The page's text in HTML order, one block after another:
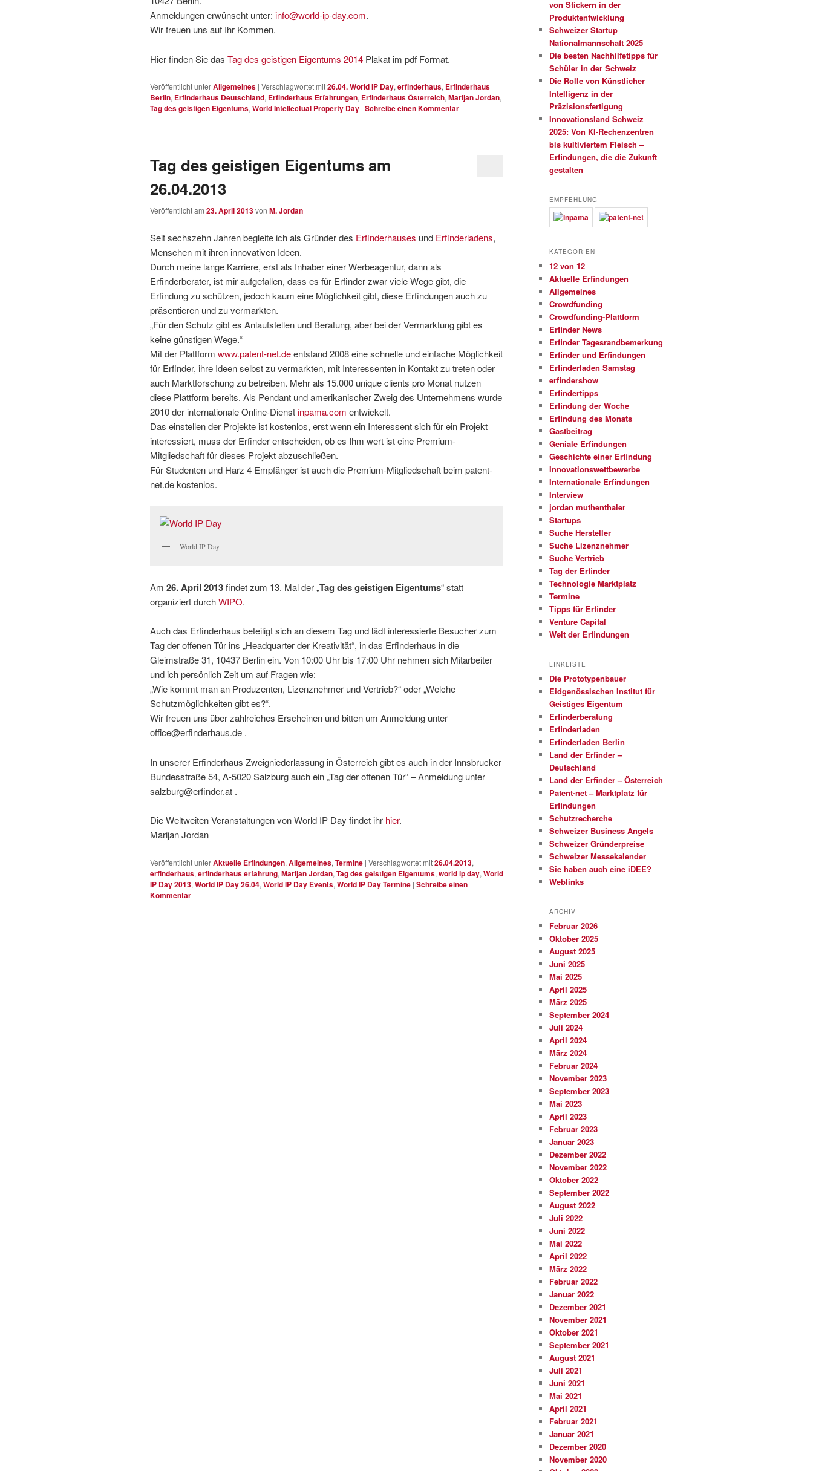
Anmeldungen erwünscht unter: info@world-ip-day.com.
Wir freuen uns auf Ihr Kommen.
Hier finden Sie das Tag des geistigen Eigentums 2014 Plakat im pdf Format.
Veröffentlicht unterAllgemeines | Verschlagwortet mit26.04. World IP Day, erfinderhaus, Erfinderhaus
Berlin, Erfinderhaus Deutschland, Erfinderhaus Erfahrungen, Erfinderhaus Österreich, Marijan Jordan,
Tag des geistigen Eigentums, World Intellectual Property Day | Schreibe einen Kommentar
Tag des geistigen Eigentums am
26.04.2013
Veröffentlicht am 23. April 2013von M. Jordan
Seit sechszehn Jahren begleite ich als Gründer des Erfinderhauses und Erfinderladens,
Menschen mit ihren innovativen Ideen.
Durch meine lange Karriere, erst als Inhaber einer Werbeagentur, dann als
Erfinderberater, ist mir aufgefallen, dass es für Erfinder zwar viele Wege gibt, die
Erfindung zu schützen, jedoch kaum eine Möglichkeit gibt, diese Erfindungen auch zu
präsentieren und zu vermarkten.
„Für den Schutz gibt es Anlaufstellen und Beratung, aber bei der Vermarktung gibt es
keine günstigen Wege.“
Mit der Plattform www.patent-net.deentstand 2008 eine schnelle und einfache Möglichkeit
für Erfinder, ihre Ideen selbst zu vermarkten, mit Interessenten in Kontakt zu treten oder
auch Marktforschung zu betreiben. Mehr als 15.000 unique clients pro Monat nutzen
diese Plattform bereits. Als Pendant und amerikanischer Zweig des Unternehmens wurde
2010 der internationale Online-Dienstinpama.com entwickelt.
Das einstellen der Projekte ist kostenlos, erst wenn ein Interessent sich für ein Projekt
interessiert, muss der Erfinder entscheiden, ob es Ihm wert ist eine Premium-
Mitgliedschaft für dieses Projekt abzuschließen.
Für Studenten und Harz 4 Empfänger ist auch die Premium-Mitgliedschaft beim patent-
net.de kostenlos.
World IP Day
Am 26. April 2013findet zum 13. Mal der „Tag des geistigen Eigentums“ statt
organiziert durchWIPO.
Auch das Erfinderhaus beteiligt sich an diesem Tag und lädt interessierte Besucher zum
Tag der offenen Tür ins „Headquarter der Kreativität“, in das Erfinderhaus in die
Gleimstraße 31, 10437 Berlin ein. Von 10:00 Uhr bis 17:00 Uhr nehmen sich Mitarbeiter
und ich persönlich Zeit um auf Fragen wie:
„Wie kommt man an Produzenten, Lizenznehmer und Vertrieb?“ oder „Welche
Schutzmöglichkeiten gibt es?“.
Wir freuen uns über zahlreiches Erscheinen und bitten um Anmeldung unter
office@erfinderhaus.de .
In unserer Erfinderhaus Zweigniederlassung in Österreich gibt es auch in der Innsbrucker
Bundesstraße 54, A-5020 Salzburg auch ein „Tag der offenen Tür“ – Anmeldung unter
salzburg@erfinder.at .
Die Weltweiten Veranstaltungen von World IP Day findet ihr hier.
Marijan Jordan
Veröffentlicht unterAktuelle Erfindungen, Allgemeines, Termine | Verschlagwortet mit26.04.2013,
erfinderhaus, erfinderhaus erfahrung, Marijan Jordan, Tag des geistigen Eigentums, world ip day, World
IP Day 2013, World IP Day 26.04, World IP Day Events, World IP Day Termine | Schreibe einen
Kommentar
von Stickern in der
Produktentwicklung
Schweizer Startup
Nationalmannschaft 2025
Die besten Nachhilfetipps für
Schüler in der Schweiz
Die Rolle von Künstlicher
Intelligenz in der
Präzisionsfertigung
Innovationsland Schweiz
2025: Von KI-Rechenzentren
bis kultiviertem Fleisch –
Erfindungen, die die Zukunft
gestalten
EMPFEHLUNG
KATEGORIEN
12 von 12
Aktuelle Erfindungen
Allgemeines
Crowdfunding
Crowdfunding-Plattform
Erfinder News
Erfinder Tagesrandbemerkung
Erfinder und Erfindungen
Erfinderladen Samstag
erfindershow
Erfindertipps
Erfindung der Woche
Erfindung des Monats
Gastbeitrag
Geniale Erfindungen
Geschichte einer Erfindung
Innovationswettbewerbe
Internationale Erfindungen
Interview
jordan muthenthaler
Startups
Suche Hersteller
Suche Lizenznehmer
Suche Vertrieb
Tag der Erfinder
Technologie Marktplatz
Termine
Tipps für Erfinder
Venture Capital
Welt der Erfindungen
LINKLISTE
Die Prototypenbauer
Eidgenössischen Institut für
Geistiges Eigentum
Erfinderberatung
Erfinderladen
Erfinderladen Berlin
Land der Erfinder –
Deutschland
Land der Erfinder – Österreich
Patent-net – Marktplatz für
Erfindungen
Schutzrecherche
Schweizer Business Angels
Schweizer Gründerpreise
Schweizer Messekalender
Sie haben auch eine iDEE?
Weblinks
ARCHIV
Februar 2026
Oktober 2025
August 2025
Juni 2025
Mai 2025
April 2025
März 2025
September 2024
Juli 2024
April 2024
März 2024
Februar 2024
November 2023
September 2023
Mai 2023
April 2023
Februar 2023
Januar 2023
Dezember 2022
November 2022
Oktober 2022
September 2022
August 2022
Juli 2022
Juni 2022
Mai 2022
April 2022
März 2022
Februar 2022
Januar 2022
Dezember 2021
November 2021
Oktober 2021
September 2021
August 2021
Juli 2021
Juni 2021
Mai 2021
April 2021
Februar 2021
Januar 2021
Dezember 2020
November 2020